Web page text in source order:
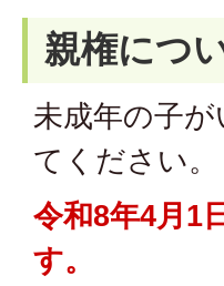
親権につ
未成年の子
てください。
令和8年4月1
す。